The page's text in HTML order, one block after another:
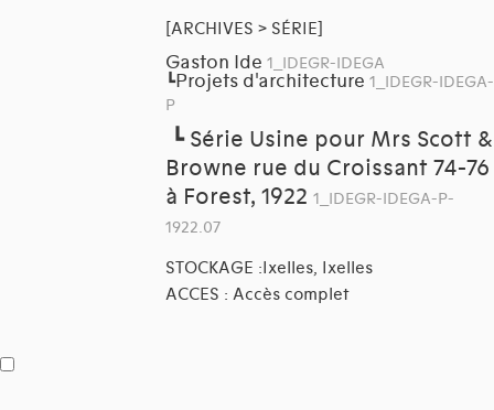
[ARCHIVES > SÉRIE]
Gaston Ide 1_IDEGR-IDEGA
┗Projets d'architecture 1_IDEGR-IDEGA-
P
┗ Série Usine pour Mrs Scott &
Browne rue du Croissant 74-76
à Forest, 1922 1_IDEGR-IDEGA-P-
1922.07
STOCKAGE :Ixelles, Ixelles
ACCES : Accès complet